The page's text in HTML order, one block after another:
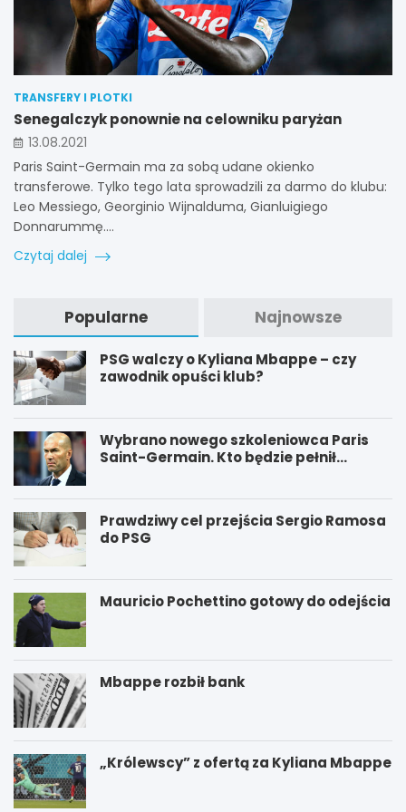
TRANSFERY I PLOTKI
Senegalczyk ponownie na celowniku paryżan
13.08.2021
Paris Saint-Germain ma za sobą udane okienko
transferowe. Tylko tego lata sprowadzili za darmo do klubu:
Leo Messiego, Georginio Wijnalduma, Gianluigiego
Donnarummę.…
Czytaj dalej
Popularne Najnowsze
PSG walczy o Kyliana Mbappe – czy
zawodnik opuści klub?
Wybrano nowego szkoleniowca Paris
Saint-Germain. Kto będzie pełnił
Prawdziwy cel przejścia Sergio Ramosa
do PSG
Mauricio Pochettino gotowy do odejścia
Mbappe rozbił bank
„Królewscy” z ofertą za Kyliana Mbappe
P
W